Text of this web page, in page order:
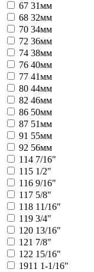
67 31мм
68 32мм
70 34мм
72 36мм
74 38мм
76 40мм
77 41мм
80 44мм
82 46мм
86 50мм
87 51мм
91 55мм
92 56мм
114 7/16"
115 1/2"
116 9/16"
117 5/8"
118 11/16"
119 3/4"
120 13/16"
121 7/8"
122 15/16"
1911 1-1/16"